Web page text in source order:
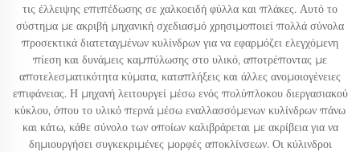
τις έλλειψης επιπέδωσης σε χαλκοειδή φύλλα και πλάκες. Αυτό το
σύστημα με ακριβή μηχανική σχεδιασμό χρησιμοποιεί πολλά σύνολα
προσεκτικά διατεταγμένων κυλίνδρων για να εφαρμόζει ελεγχόμενη
πίεση και δυνάμεις καμπύλωσης στο υλικό, αποτρέποντας με
αποτελεσματικότητα κύματα, καταπλήξεις και άλλες ανομοιογένειες
επιφάνειας. Η μηχανή λειτουργεί μέσω ενός πολύπλοκου διεργασιακού
κύκλου, όπου το υλικό περνά μέσω εναλλασσόμενων κυλίνδρων πάνω
και κάτω, κάθε σύνολο των οποίων καλιβράρεται με ακρίβεια για να
δημιουργήσει συγκεκριμένες μορφές αποκλίνσεων. Οι κύλινδροι